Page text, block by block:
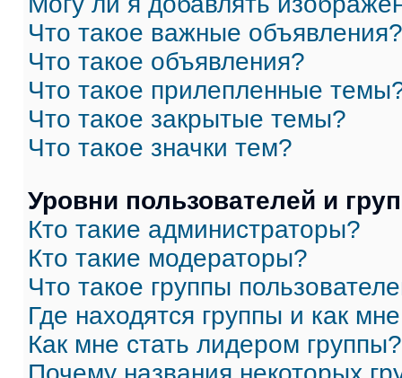
Что такое важные объявления?
Что такое объявления?
Что такое прилепленные
Что такое закрытые темы?
Что такое значки тем?
Уровни пользователей и
Кто такие администраторы?
Кто такие модераторы?
Что такое группы
Где находятся группы и как
Как мне стать лидером группы?